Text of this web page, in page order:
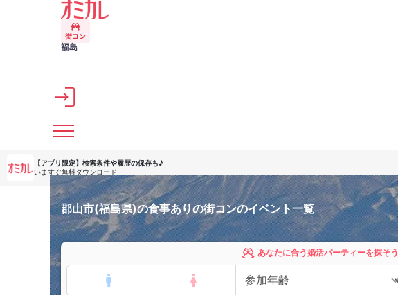
メインコンテンツへスキップ
福島
【アプリ限定】 検索条件や履歴の保存も♪
いますぐ無料ダウンロード
郡山市(福島県)の食事ありの街コンのイベント一覧
あなたに合う婚活パーティーを探そう